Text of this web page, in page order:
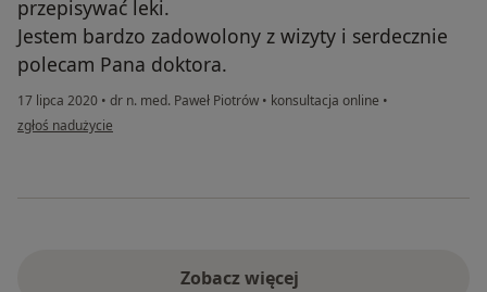
przepisywać leki.
Jestem bardzo zadowolony z wizyty i serdecznie
polecam Pana doktora.
17 lipca 2020 • dr n. med. Paweł Piotrów • konsultacja online •
w opinii użytkownika Emil
zgłoś nadużycie
Zobacz więcej